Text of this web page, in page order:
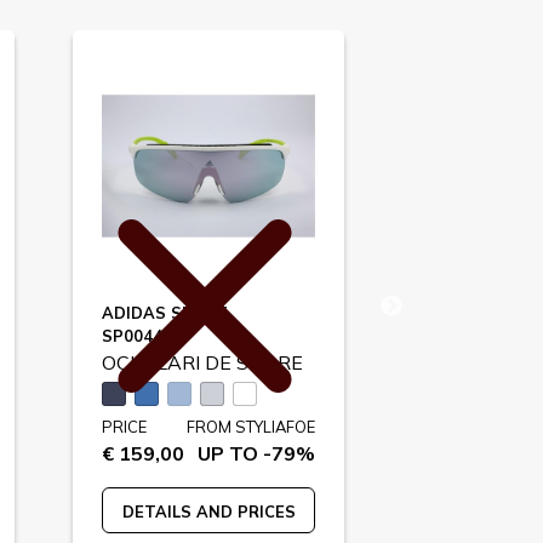
ADIDAS SPORT
SP0044
OCHELARI DE SOARE
PRICE
€ 159,00
FROM STYLIAFOE
UP TO -79%
DETAILS AND PRICES